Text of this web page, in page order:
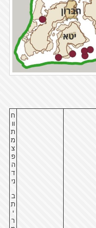
ח
וו
ת
מ
צ
פ
ה
ד
ני
ב
ת
י
ר